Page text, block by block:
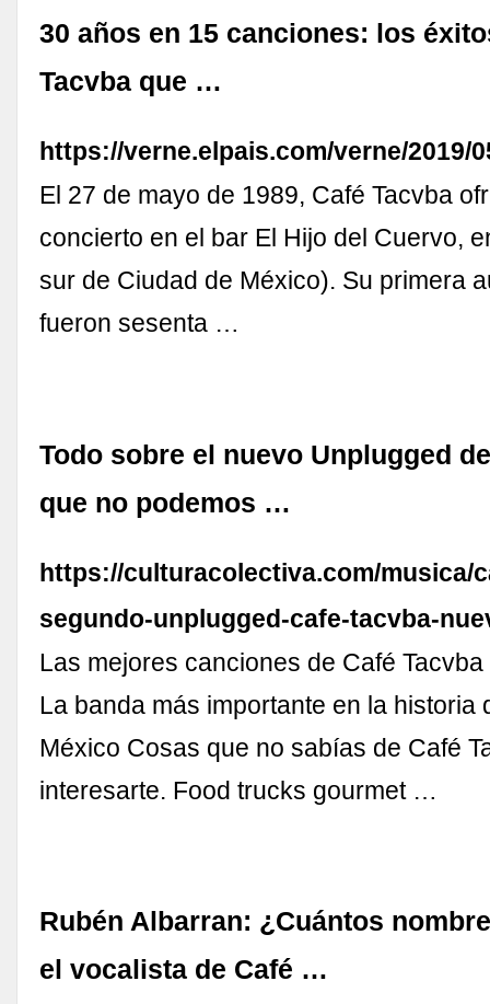
30 años en 15 canciones: los
Tacvba que …
https://verne.elpais.com/verne/2019/
El 27 de mayo de 1989, Café Tacvba
concierto en el bar El Hijo del Cuervo,
sur de Ciudad de México). Su primera
fueron sesenta …
Todo sobre el nuevo Unplugged
que no podemos …
https://culturacolectiva.com/musica/
segundo-unplugged-cafe-tacvba-
Las mejores canciones de Café
La banda más importante en la historia
México Cosas que no sabías de Café
interesarte. Food trucks gourmet …
Rubén Albarran: ¿Cuántos
el vocalista de Café …